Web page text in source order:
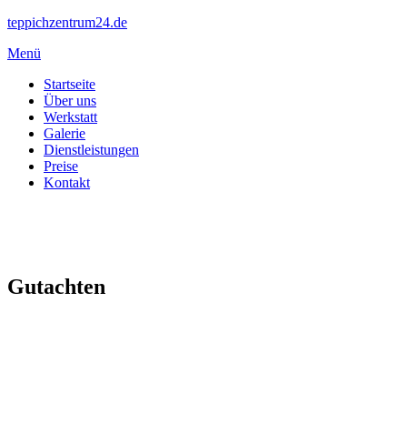
Zum
springen
teppichzentrum24.de
Menü
Startseite
Über uns
Werkstatt
Galerie
Dienstleistungen
Preise
Kontakt
Gutachten